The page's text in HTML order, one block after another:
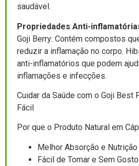
saudável.
Propriedades Anti-
Goji Berry: Contém compostos
reduzir a inflamação no corpo.
anti-inflamatórios que podem
inflamações e infecções.
Cuidar da Saúde com o Goji Best
Fácil
Por que o Produto Natural em
Melhor Absorção e Nutrição
Fácil de Tomar e Sem Gosto